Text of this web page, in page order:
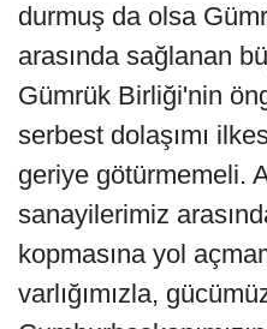
durmuş da olsa
arasında sağlanan
Gümrük Birliği'nin
serbest dolaşımı
geriye götürmemeli.
sanayilerimiz
kopmasına yol
varlığımızla,